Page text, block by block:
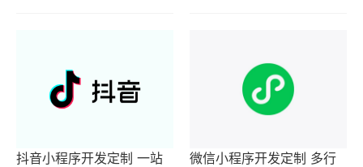
抖音小程序开发定制 一站
微信小程序开发定制 多行